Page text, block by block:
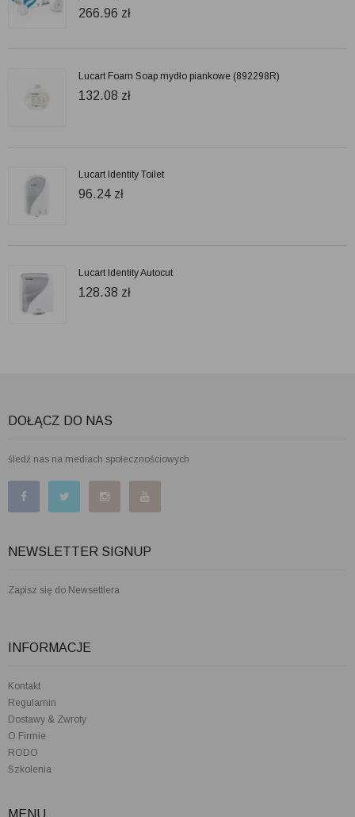
266.96 zł
Lucart Foam Soap mydło piankowe (892298R)
132.08 zł
Lucart Identity Toilet
96.24 zł
Lucart Identity Autocut
128.38 zł
DOŁĄCZ DO NAS
śledź nas na mediach społecznościowych
NEWSLETTER SIGNUP
Zapisz się do Newsettlera
INFORMACJE
Kontakt
Regulamin
Dostawy & Zwroty
O Firmie
RODO
Szkolenia
MENU